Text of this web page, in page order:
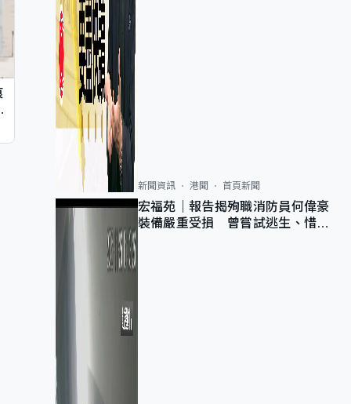
新聞資訊 港聞 首頁新聞
宏福苑｜報告揭殉職消防員何偉豪
裝備嚴重受損 曾嘗試逃生、惜別